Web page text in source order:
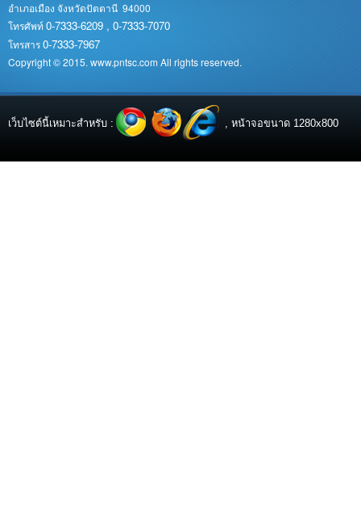
อำเภอเมือง จังหวัดปัตตานี 94000
โทรศัพท์0-7333-6209 , 0-7333-7070
โทรสาร0-7333-7967
Copyright © 2015. www.pntsc.com All rights reserved.
เว็บไซต์นี้เหมาะสำหรับ : , หน้าจอขนาด 1280x800